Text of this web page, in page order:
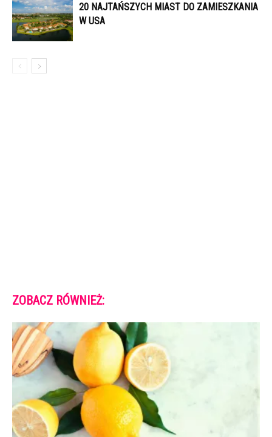
20 NAJTAŃSZYCH MIAST DO ZAMIESZKANIA
W USA
ZOBACZ RÓWNIEŻ: